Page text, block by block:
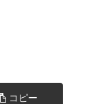
コピー